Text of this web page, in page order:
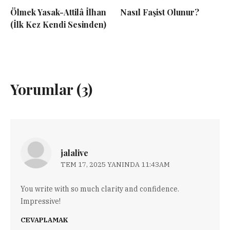
Ölmek Yasak-Attilâ İlhan
(İlk Kez Kendi Sesinden)
Nasıl Faşist Olunur?
Yorumlar (3)
jalalive
TEM 17, 2025 YANINDA 11:43AM
You write with so much clarity and confidence.
Impressive!
CEVAPLAMAK